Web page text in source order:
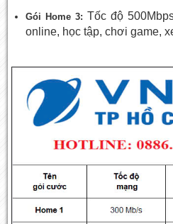
Gói Home 3: Tốc độ
online, học tập, chơi game,